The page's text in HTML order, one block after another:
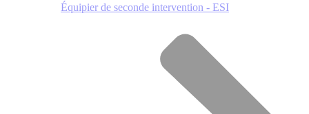
Équipier de seconde intervention - ESI